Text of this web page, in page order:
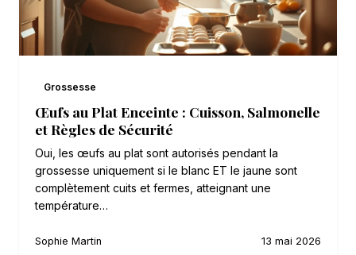
Grossesse
Œufs au Plat Enceinte : Cuisson, Salmonelle
et Règles de Sécurité
Oui, les œufs au plat sont autorisés pendant la
grossesse uniquement si le blanc ET le jaune sont
complètement cuits et fermes, atteignant une
température…
Sophie Martin 13 mai 2026